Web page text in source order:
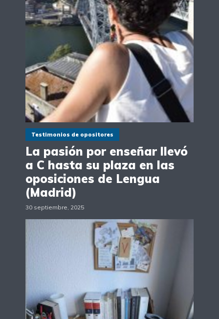
Testimonios de opositores
La pasión por enseñar llevó
a C hasta su plaza en las
oposiciones de Lengua
(Madrid)
30 septiembre, 2025